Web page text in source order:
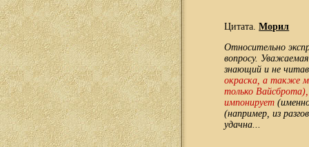
Цитата.Морил
Относительно
вопросу.
знающий и не
окраска, а также
только Вайсброта),
импонирует
(например, из
удачна...